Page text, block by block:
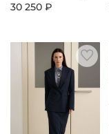
30 250 ₽